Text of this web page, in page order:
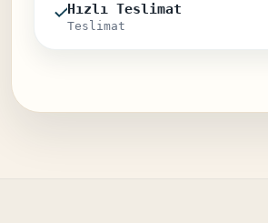
Hızlı Teslimat
Teslimat